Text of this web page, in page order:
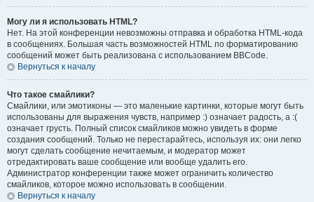
Могу ли я использовать HTML?
Нет. На этой конференции невозможны отправка и обработка HTML-кода
в сообщениях. Большая часть возможностей HTML по форматированию
сообщений может быть реализована с использованием BBCode.
Вернуться к началу
Что такое смайлики?
Смайлики, или эмотиконы — это маленькие картинки, которые могут быть
использованы для выражения чувств, например :) означает радость, а :(
означает грусть. Полный список смайликов можно увидеть в форме
создания сообщений. Только не перестарайтесь, используя их: они легко
могут сделать сообщение нечитаемым, и модератор может
отредактировать ваше сообщение или вообще удалить его.
Администратор конференции также может ограничить количество
смайликов, которое можно использовать в сообщении.
Вернуться к началу